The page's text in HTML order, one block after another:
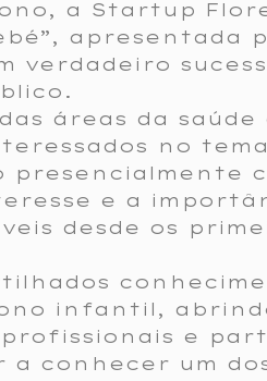
a Startup
apresentada
verdadeiro
áreas da saúde
no
presencialmente
e a
desde os
infantil,
e
conhecer um